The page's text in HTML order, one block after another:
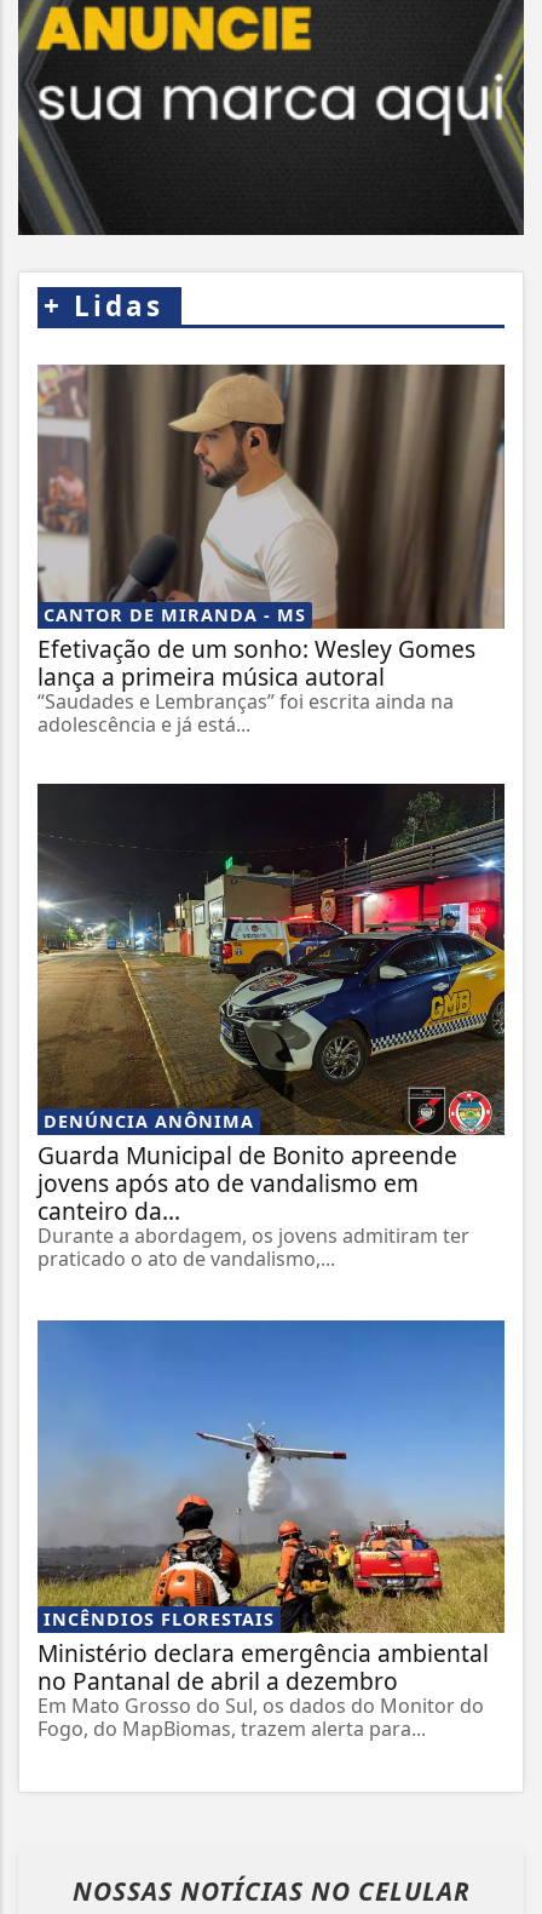
+ Lidas
CANTOR DE MIRANDA - MS
Efetivação de um sonho: Wesley Gomes
lança a primeira música autoral
“Saudades e Lembranças” foi escrita ainda na
adolescência e já está...
DENÚNCIA ANÔNIMA
Guarda Municipal de Bonito apreende
jovens após ato de vandalismo em
canteiro da...
Durante a abordagem, os jovens admitiram ter
praticado o ato de vandalismo,...
INCÊNDIOS FLORESTAIS
Ministério declara emergência ambiental
no Pantanal de abril a dezembro
Em Mato Grosso do Sul, os dados do Monitor do
Fogo, do MapBiomas, trazem alerta para...
NOSSAS NOTÍCIAS NO CELULAR